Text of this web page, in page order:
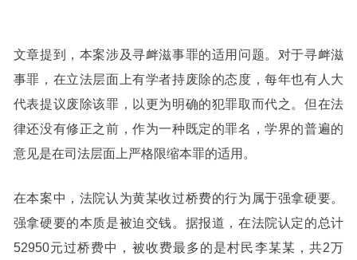
文章提到，本案涉及寻衅滋事罪的适用问题。对于寻衅滋
事罪，在立法层面上有学者持废除的态度，每年也有人大
代表提议废除该罪，以更为明确的犯罪取而代之。但在法
律还没有修正之前，作为一种既定的罪名，学界的普遍的
意见是在司法层面上严格限缩本罪的适用。
在本案中，法院认为黄某收过桥费的行为属于强拿硬要。
强拿硬要的本质是被迫交钱。据报道，在法院认定的总计
52950元过桥费中，被收费最多的是村民李某某，共2万